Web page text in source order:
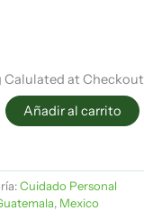
Calulated at Checkout
Añadir al carrito
Cuidado Personal
, Mexico